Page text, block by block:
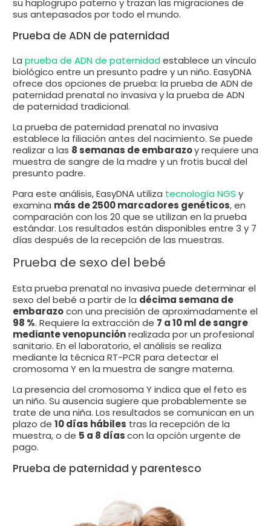
su haplogrupo paterno y trazan las migraciones de
sus antepasados por todo el mundo.
Prueba de ADN de paternidad
La prueba de ADN de paternidadestablece un vínculo
biológico entre un presunto padre y un niño. EasyDNA
ofrece dos opciones de prueba: la prueba de ADN de
paternidad prenatal no invasiva y la prueba de ADN
de paternidad tradicional.
La prueba de paternidad prenatal no invasiva
establece la filiación antes del nacimiento. Se puede
realizar a las 8 semanas de embarazoy requiere una
muestra de sangre de la madre y un frotis bucal del
presunto padre.
Para este análisis, EasyDNA utiliza tecnología NGS y
examina más de 2500 marcadores genéticos, en
comparación con los 20 que se utilizan en la prueba
estándar. Los resultados están disponibles entre 3 y 7
días después de la recepción de las muestras.
Prueba de sexo del bebé
Esta prueba prenatal no invasiva puede determinar el
sexo del bebé a partir de la décima semana de
embarazocon una precisión de aproximadamente el
98 %. Requiere la extracción de 7 a 10 ml de sangre
mediante venopunciónrealizada por un profesional
sanitario. En el laboratorio, el análisis se realiza
mediante la técnica RT-PCR para detectar el
cromosoma Y en la muestra de sangre materna.
La presencia del cromosoma Y indica que el feto es
un niño. Su ausencia sugiere que probablemente se
trate de una niña. Los resultados se comunican en un
plazo de 10 días hábiles tras la recepción de la
muestra, o de 5 a 8 díascon la opción urgente de
pago.
Prueba de paternidad y parentesco